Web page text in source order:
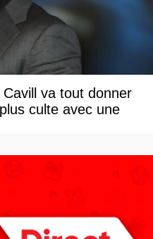
va tout donner
culte avec une